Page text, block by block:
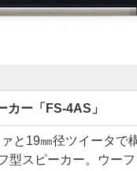
カー「FS-4AS」
と19㎜径ツイータで
型スピーカー。ウーフ